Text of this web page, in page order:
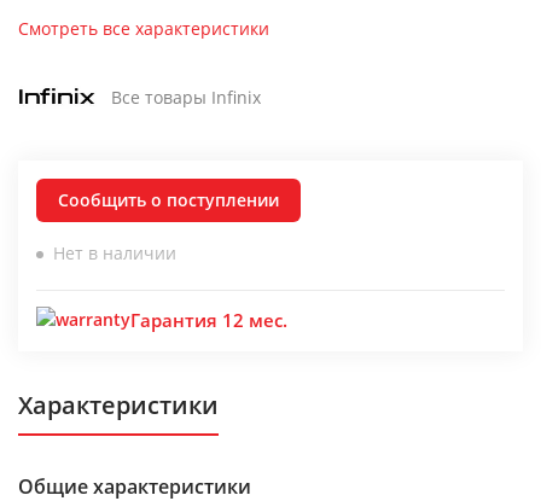
Смотреть все характеристики
Все товары Infinix
Сообщить о поступлении
Нет в наличии
Гарантия 12 мес.
Характеристики
Общие характеристики